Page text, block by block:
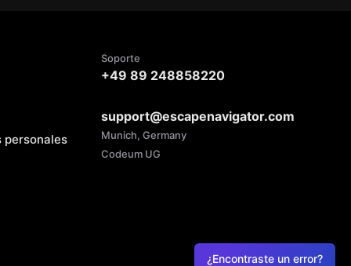
¿Encontraste un error?
personales
Soporte
+49 89 248858220
support@escapenavigator.com
Munich, Germany
Codeum UG